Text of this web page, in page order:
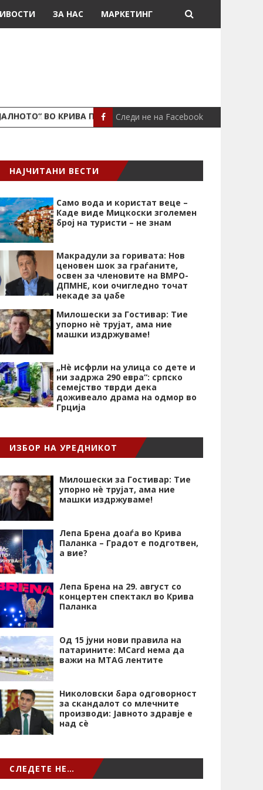
ЗА НАС МАРКЕТИНГ
ВО КРИВА ПАЛАНКА ЛОКАЛНО ПОЖАР ВО
Следи не на Facebook
НАЈЧИТАНИ ВЕСТИ
Само вода и користат веце –
Каде виде Мицкоски зголемен
број на туристи – не знам
Макрадули за горивата: Нов
ценовен шок за граѓаните,
освен за членовите на ВМРО-
ДПМНЕ, кои очигледно точат
некаде за џабе
Милошески за Гостивар: Тие
упорно нѐ трујат, ама ние
машки издржуваме!
„Нѐ исфрли на улица со дете и
ни задржа 290 евра“: српско
семејство тврди дека
доживеало драма на одмор во
Грција
ИЗБОР НА УРЕДНИКОТ
Милошески за Гостивар: Тие
упорно нѐ трујат, ама ние
машки издржуваме!
Лепа Брена доаѓа во Крива
Паланка – Градот е подготвен,
а вие?
Лепа Брена на 29. август со
концертен спектакл во Крива
Паланка
Од 15 јуни нови правила на
патарините: MCard нема да
важи на MTAG лентите
Николовски бара одговорност
за скандалот со млечните
производи: Јавното здравје е
над сѐ
СЛЕДЕТЕ НЕ…